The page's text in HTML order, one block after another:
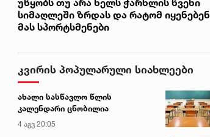
სიმაღლეში ზრდას და რატომ იყენებენ
მას სპორტსმენები
კვირის პოპულარული სიახლეები
ახალი სასწავლო წლის
კალენდარი ცნობილია
4 აგვ 20:05